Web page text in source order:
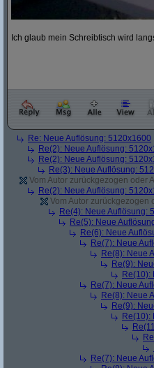
Ich glaub mein Schreibtisch wird
Re: Neue Auflösung: 5120x1600
Re(2): Neue Auflösung:
Re(2): Neue Auflösung:
Re(3): Neue Auflösung:
Vom Autor zurückgezogen oder
Re(2): Neue Auflösung:
Vom Autor zurückgezogen
Re(4): Neue Auflösung:
Re(5): Neue
Re(6): Neue
Re(7): Neue
Re(8): Neue
Re(9):
Re(10):
Re(7): Neue
Re(8): Neue
Re(9):
Re(10):
Re(7): Neue